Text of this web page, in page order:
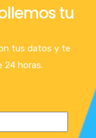
tu
tus datos y te
24 horas.